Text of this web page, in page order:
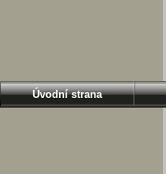
Úvodní strana